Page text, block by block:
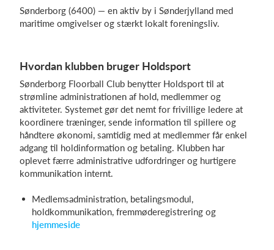
Sønderborg (6400) — en aktiv by i Sønderjylland med
maritime omgivelser og stærkt lokalt foreningsliv.
Hvordan klubben bruger Holdsport
Sønderborg Floorball Club benytter Holdsport til at
strømline administrationen af hold, medlemmer og
aktiviteter. Systemet gør det nemt for frivillige ledere at
koordinere træninger, sende information til spillere og
håndtere økonomi, samtidig med at medlemmer får enkel
adgang til holdinformation og betaling. Klubben har
oplevet færre administrative udfordringer og hurtigere
kommunikation internt.
Medlemsadministration, betalingsmodul,
holdkommunikation, fremmøderegistrering og
hjemmeside